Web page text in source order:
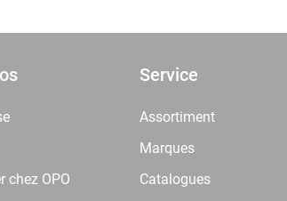
chez OPO
Service
Assortiment
Marques
Catalogues